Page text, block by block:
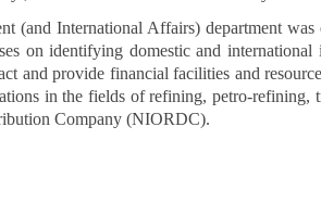
(and International Affairs) department
on identifying domestic and
and provide financial facilities and
in the fields of refining, petro-
Company (NIORDC).